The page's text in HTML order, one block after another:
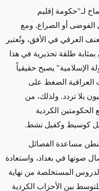
لـ"حكومة إقليم
الفوضى أو الصراع. ومع
العرقي في الأفق، وتُعتبر
بمثابة طلقة تحذيرية في هذا
الإسلامية" يصبح حقيقياً
العراقية الضغط على
بلا تردد. ولذلك، من
الكردية
بل كوسيط وكفيل نشط.
مساعدة الفصائل
صوتها في بغداد، واستعادة
المستخلصة من نهاية
الأهلية الكردية في عام 1998 للتوسط بين الأحزاب الكردية